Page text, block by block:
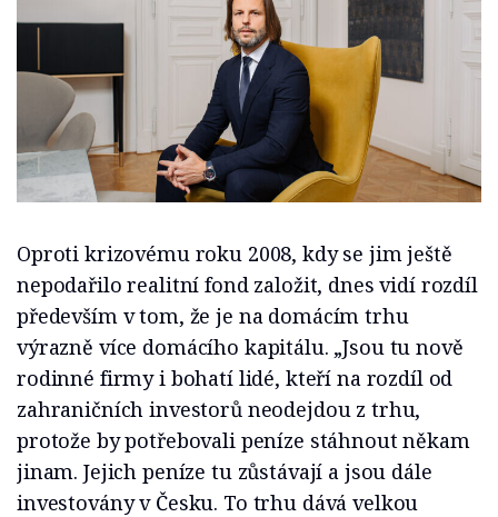
Oproti krizovému roku 2008, kdy se jim ještě
nepodařilo realitní fond založit, dnes vidí rozdíl
především v tom, že je na domácím trhu
výrazně více domácího kapitálu. „Jsou tu nově
rodinné firmy i bohatí lidé, kteří na rozdíl od
zahraničních investorů neodejdou z trhu,
protože by potřebovali peníze stáhnout někam
jinam. Jejich peníze tu zůstávají a jsou dále
investovány v Česku. To trhu dává velkou